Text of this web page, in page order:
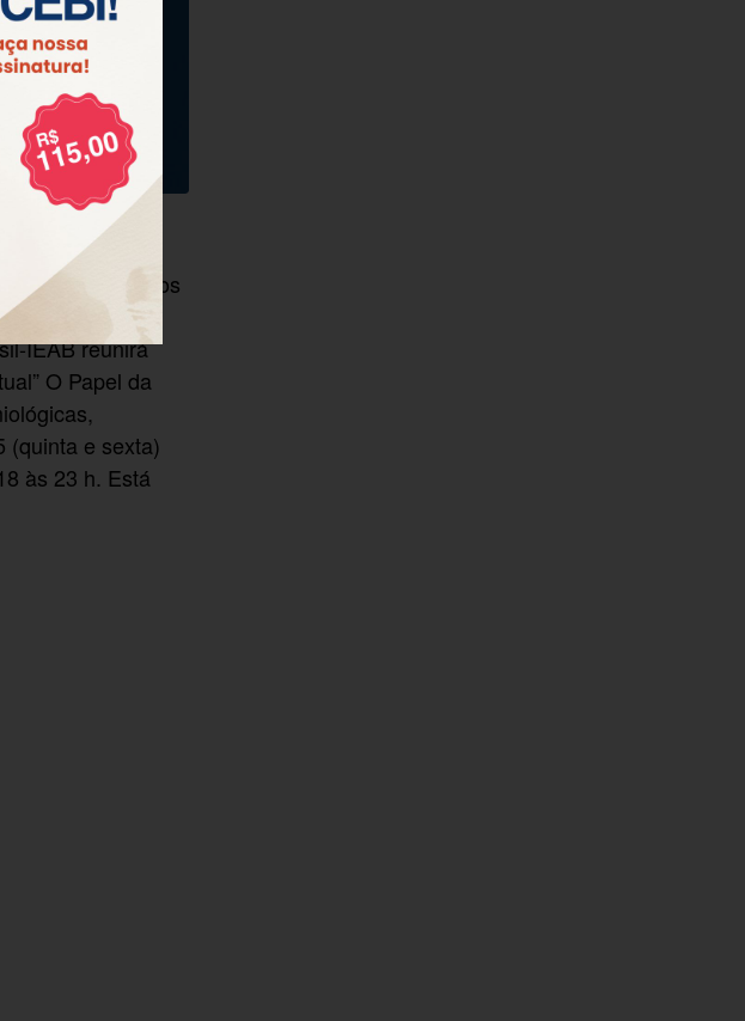
assume
diante dos novos
IEAB reunirá
O Papel da
(quinta e sexta)
às 23 h. Está